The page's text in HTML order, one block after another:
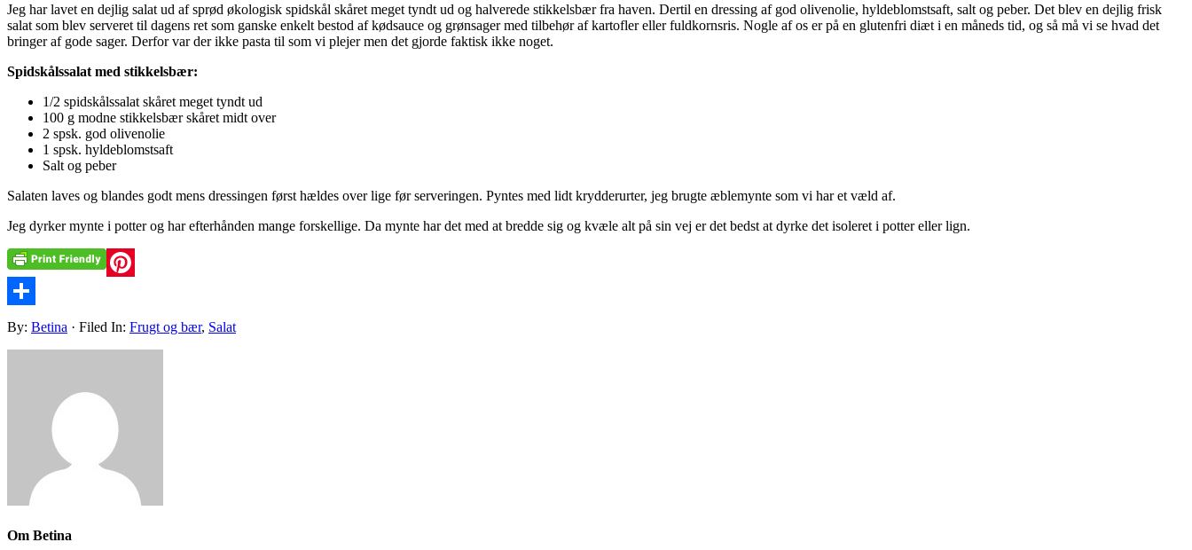
Jeg har lavet en dejlig salat ud af sprød økologisk spidskål skåret meget tyndt ud og halverede stikkelsbær fra haven. Dertil en dressing af god olivenolie, hyldeblomstsaft, salt og peber. Det blev en dejlig frisk
salat som blev serveret til dagens ret som ganske enkelt bestod af kødsauce og grønsager med tilbehør af kartofler eller fuldkornsris. Nogle af os er på en glutenfri diæt i en måneds tid, og så må vi se hvad det
bringer af gode sager. Derfor var der ikke pasta til som vi plejer men det gjorde faktisk ikke noget.
Spidskålssalat med stikkelsbær:
1/2 spidskålssalat skåret meget tyndt ud
100 g modne stikkelsbær skåret midt over
2 spsk. god olivenolie
1 spsk. hyldeblomstsaft
Salt og peber
Salaten laves og blandes godt mens dressingen først hældes over lige før serveringen. Pyntes med lidt krydderurter, jeg brugte æblemynte som vi har et væld af.
Jeg dyrker mynte i potter og har efterhånden mange forskellige. Da mynte har det med at bredde sig og kvæle alt på sin vej er det bedst at dyrke det isoleret i potter eller lign.
Pinterest
Share
By: Betina · Filed In: Frugt og bær, Salat
Om Betina